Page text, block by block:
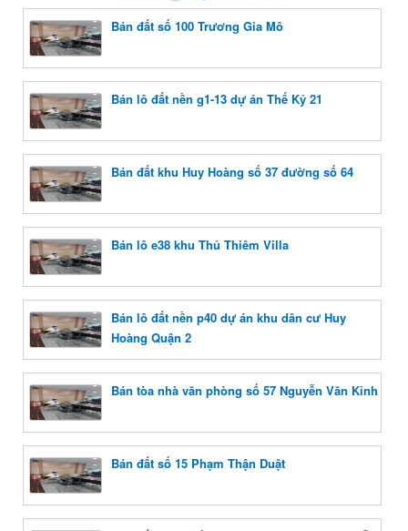
Bán đất số 100 Trương Gia Mô
Bán lô đất nền g1-13 dự án Thế Kỷ 21
Bán đất khu Huy Hoàng số 37 đường số 64
Bán lô e38 khu Thủ Thiêm Villa
Bán lô đất nền p40 dự án khu dân cư Huy
Hoàng Quận 2
Bán tòa nhà văn phòng số 57 Nguyễn Văn Kỉnh
Bán đất số 15 Phạm Thận Duật